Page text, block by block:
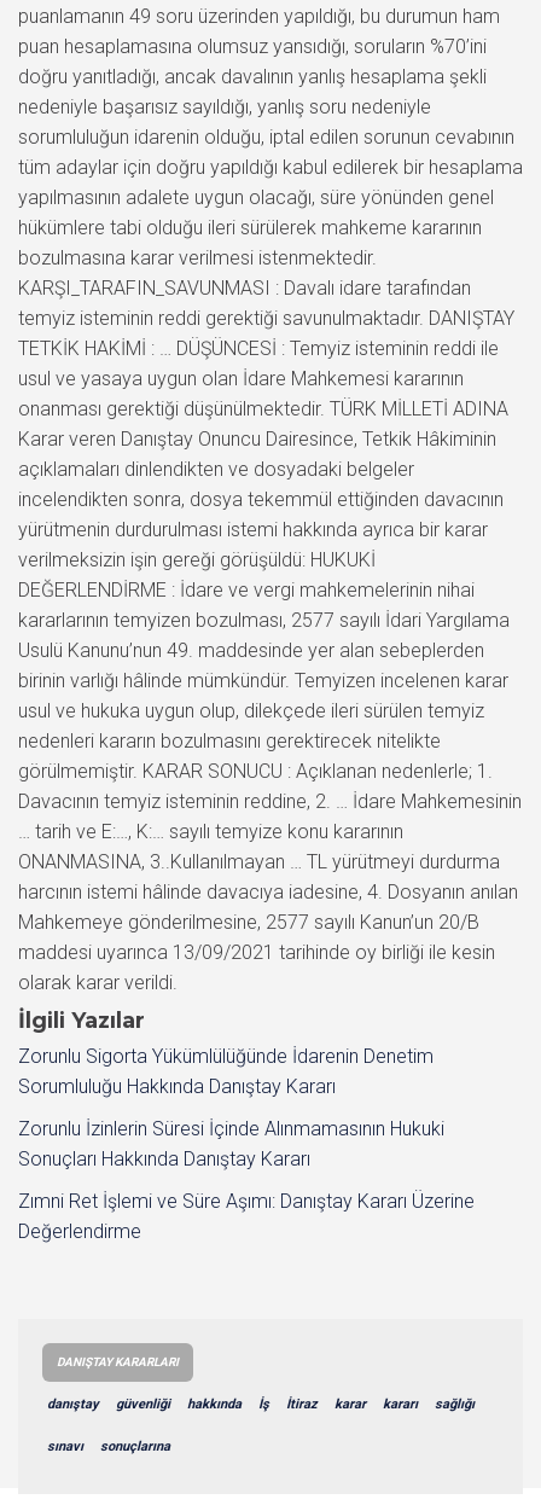
puanlamanın 49 soru üzerinden yapıldığı, bu durumun ham
puan hesaplamasına olumsuz yansıdığı, soruların %70’ini
doğru yanıtladığı, ancak davalının yanlış hesaplama şekli
nedeniyle başarısız sayıldığı, yanlış soru nedeniyle
sorumluluğun idarenin olduğu, iptal edilen sorunun cevabının
tüm adaylar için doğru yapıldığı kabul edilerek bir hesaplama
yapılmasının adalete uygun olacağı, süre yönünden genel
hükümlere tabi olduğu ileri sürülerek mahkeme kararının
bozulmasına karar verilmesi istenmektedir.
KARŞI_TARAFIN_SAVUNMASI : Davalı idare tarafından
temyiz isteminin reddi gerektiği savunulmaktadır. DANIŞTAY
TETKİK HAKİMİ : … DÜŞÜNCESİ : Temyiz isteminin reddi ile
usul ve yasaya uygun olan İdare Mahkemesi kararının
onanması gerektiği düşünülmektedir. TÜRK MİLLETİ ADINA
Karar veren Danıştay Onuncu Dairesince, Tetkik Hâkiminin
açıklamaları dinlendikten ve dosyadaki belgeler
incelendikten sonra, dosya tekemmül ettiğinden davacının
yürütmenin durdurulması istemi hakkında ayrıca bir karar
verilmeksizin işin gereği görüşüldü: HUKUKİ
DEĞERLENDİRME : İdare ve vergi mahkemelerinin nihai
kararlarının temyizen bozulması, 2577 sayılı İdari Yargılama
Usulü Kanunu’nun 49. maddesinde yer alan sebeplerden
birinin varlığı hâlinde mümkündür. Temyizen incelenen karar
usul ve hukuka uygun olup, dilekçede ileri sürülen temyiz
nedenleri kararın bozulmasını gerektirecek nitelikte
görülmemiştir. KARAR SONUCU : Açıklanan nedenlerle; 1.
Davacının temyiz isteminin reddine, 2. … İdare Mahkemesinin
… tarih ve E:…, K:… sayılı temyize konu kararının
ONANMASINA, 3..Kullanılmayan … TL yürütmeyi durdurma
harcının istemi hâlinde davacıya iadesine, 4. Dosyanın anılan
Mahkemeye gönderilmesine, 2577 sayılı Kanun’un 20/B
maddesi uyarınca 13/09/2021 tarihinde oy birliği ile kesin
olarak karar verildi.
İlgili Yazılar
Zorunlu Sigorta Yükümlülüğünde İdarenin Denetim
Sorumluluğu Hakkında Danıştay Kararı
Zorunlu İzinlerin Süresi İçinde Alınmamasının Hukuki
Sonuçları Hakkında Danıştay Kararı
Zımni Ret İşlemi ve Süre Aşımı: Danıştay Kararı Üzerine
Değerlendirme
DANIŞTAY KARARLARI
danıştay güvenliği hakkında İş İtiraz karar kararı sağlığı
sınavı sonuçlarına